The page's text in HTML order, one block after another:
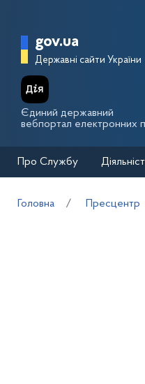
Головна
gov.ua
Державні сайти України
Єдиний державний
вебпортал електронних
Про Службу
Головна Пресцентр